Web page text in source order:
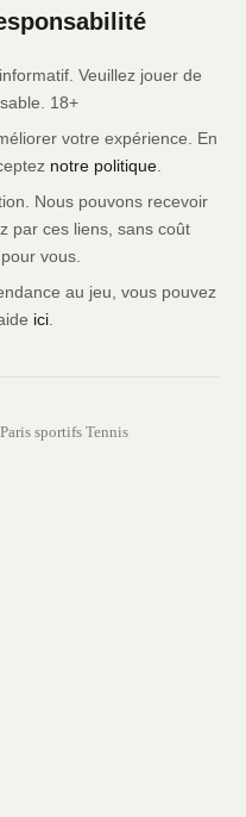
Veuillez jouer de
18+
votre expérience. En
notre politique
Nous pouvons recevoir
par ces liens, sans coût
vous.
au jeu, vous pouvez
ici.
sportifs Tennis